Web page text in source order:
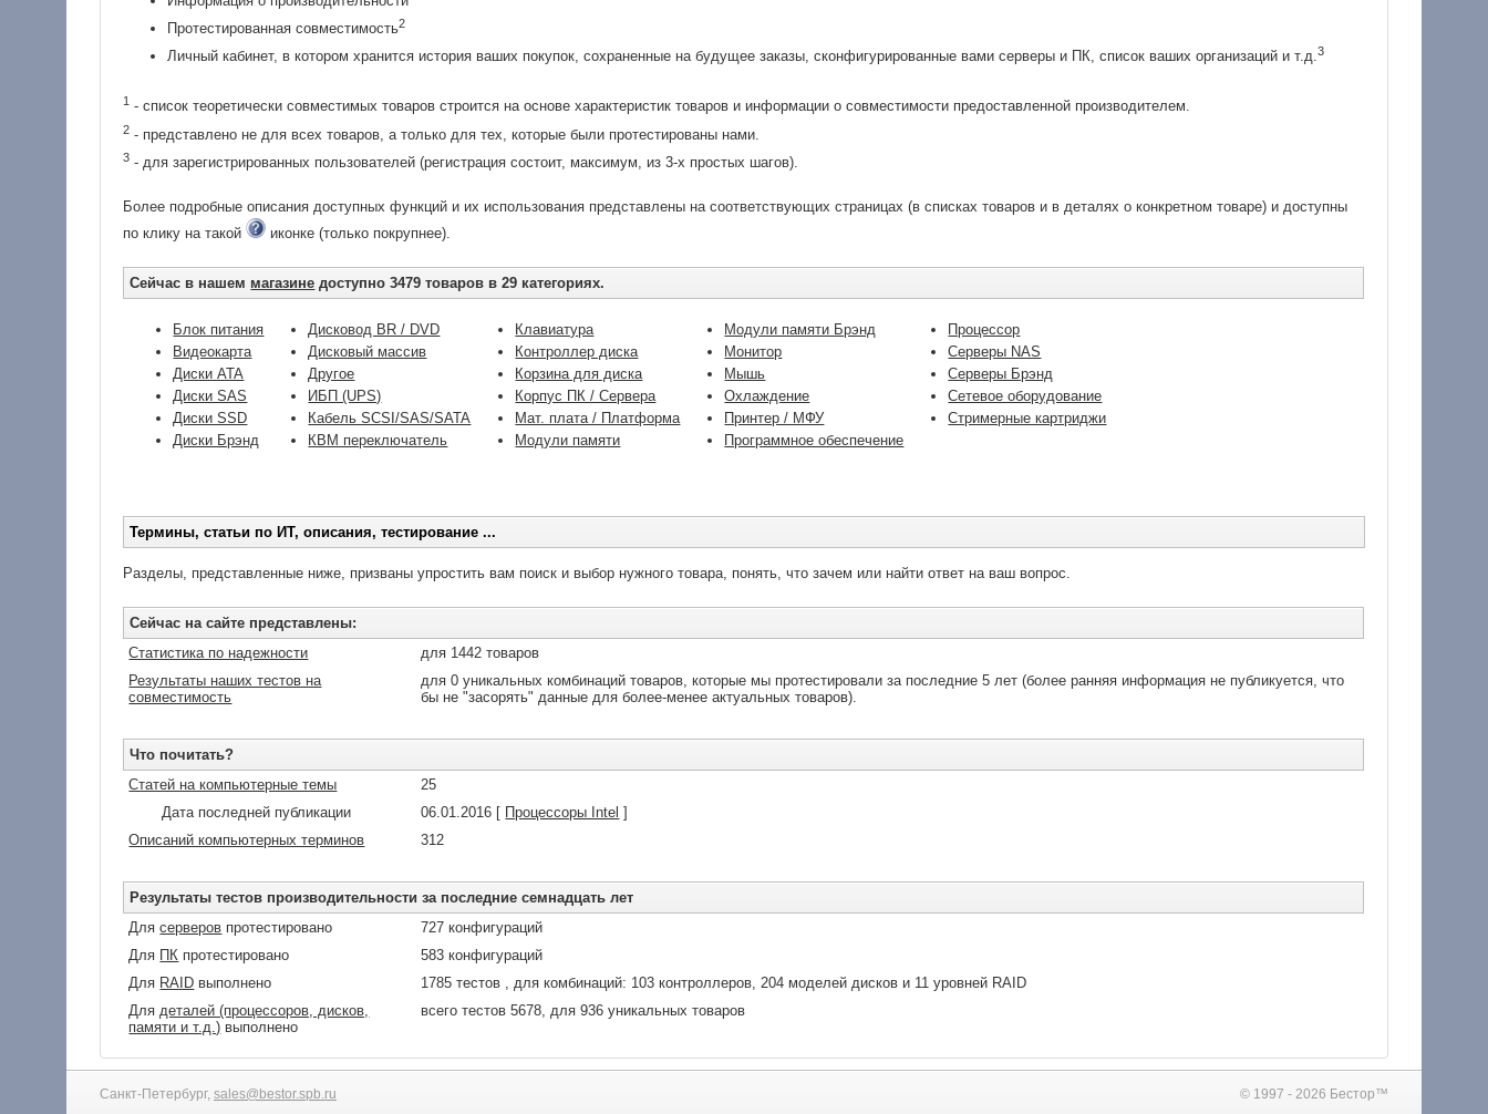
Протестированная совместимость2
Личный кабинет, в котором хранится история ваших покупок, сохраненные на будущее заказы, сконфигурированные вами серверы и ПК, список ваших организаций и т.д.3
1 - список теоретически совместимых товаров строится на основе характеристик товаров и информации о совместимости предоставленной производителем.
2 - представлено не для всех товаров, а только для тех, которые были протестированы нами.
3 - для зарегистрированных пользователей (регистрация состоит, максимум, из 3-х простых шагов).
Более подробные описания доступных функций и их использования представлены на соответствующих страницах (в списках товаров и в деталях о конкретном товаре) и доступны
по клику на такой
иконке (только покрупнее).
Сейчас в нашем магазине доступно 3479 товаров в 29 категориях.
Блок питания
Видеокарта
Диски ATA
Диски SAS
Диски SSD
Диски Брэнд
Дисковод BR / DVD
Дисковый массив
Другое
ИБП (UPS)
Кабель SCSI/SAS/SATA
КВМ переключатель
Клавиатура
Контроллер диска
Корзина для диска
Корпус ПК / Сервера
Мат. плата / Платформа
Модули памяти
Модули памяти Брэнд
Монитор
Мышь
Охлаждение
Принтер / МФУ
Программное обеспечение
Процессор
Серверы NAS
Серверы Брэнд
Сетевое оборудование
Стримерные картриджи
Термины, статьи по ИТ, описания, тестирование ...
Разделы, представленные ниже, призваны упростить вам поиск и выбор нужного товара, понять, что зачем или найти ответ на ваш вопрос.
Сейчас на сайте представлены:
Статистика по надежности
для 1442 товаров
Результаты наших тестов на
совместимость
для 0 уникальных комбинаций товаров, которые мы протестировали за последние 5 лет (более ранняя информация не публикуется, что
бы не "засорять" данные для более-менее актуальных товаров).
Что почитать?
Статей на компьютерные темы
25
Дата последней публикации
06.01.2016 [ Процессоры Intel ]
Описаний компьютерных терминов
312
Результаты тестов производительности за последние семнадцать лет
Длясерверов протестировано
727 конфигураций
Для ПК протестировано
583 конфигураций
Для RAID выполнено
1785 тестов , для комбинаций: 103 контроллеров, 204 моделей дисков и 11 уровней RAID
Для деталей (процессоров, дисков,
памяти и т.д.) выполнено
всего тестов 5678, для 936 уникальных товаров
Санкт-Петербург, sales@bestor.spb.ru © 1997 - 2026 Бестор™